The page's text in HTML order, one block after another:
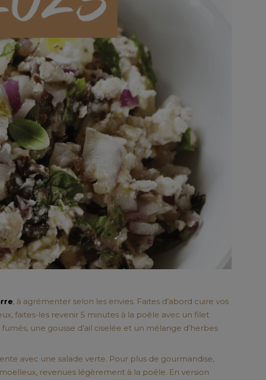
, à agrémenter selon les envies. Faites d’abord cuire vos
faites-les revenir 5 minutes à la poêle avec un filet
une gousse d’ail ciselée et un mélange d’herbes
avec une salade verte. Pour plus de gourmandise,
revenues légèrement à la poêle. En version